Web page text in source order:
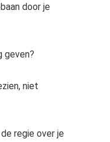
door je
geven?
niet
regie over je